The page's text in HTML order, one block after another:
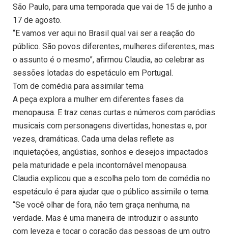
São Paulo, para uma temporada que vai de 15 de junho a
17 de agosto.
“E vamos ver aqui no Brasil qual vai ser a reação do
público. São povos diferentes, mulheres diferentes, mas
o assunto é o mesmo”, afirmou Claudia, ao celebrar as
sessões lotadas do espetáculo em Portugal.
Tom de comédia para assimilar tema
A peça explora a mulher em diferentes fases da
menopausa. E traz cenas curtas e números com paródias
musicais com personagens divertidas, honestas e, por
vezes, dramáticas. Cada uma delas reflete as
inquietações, angústias, sonhos e desejos impactados
pela maturidade e pela incontornável menopausa.
Claudia explicou que a escolha pelo tom de comédia no
espetáculo é para ajudar que o público assimile o tema.
“Se você olhar de fora, não tem graça nenhuma, na
verdade. Mas é uma maneira de introduzir o assunto
com leveza e tocar o coração das pessoas de um outro